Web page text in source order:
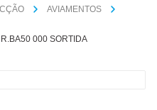
AVIAMENTOS
000 SORTIDA